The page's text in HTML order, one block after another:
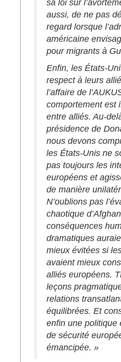
sa loi sur
aussi, de ne pas
regard lorsque
américaine
pour migrants à
Enfin, les États-
respect à leurs
l’affaire de
comportement est
entre alliés. Au-
présidence de
nous devons
les États-Unis ne
pas toujours les
européens et
de manière
N’oublions pas
chaotique
conséquences
dramatiques
mieux évitées si
avaient mieux
alliés européens.
leçons
relations
équilibrées. Et
enfin une politique
de sécurité
émancipée. »